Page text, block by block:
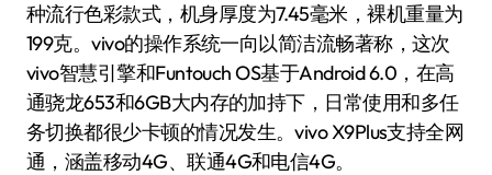
种流行色彩款式，机身厚度为7.45毫米，裸机重量为
199克。vivo的操作系统一向以简洁流畅著称，这次
vivo智慧引擎和Funtouch OS基于Android 6.0，在高
通骁龙653和6GB大内存的加持下，日常使用和多任
务切换都很少卡顿的情况发生。vivo X9Plus支持全网
通，涵盖移动4G、联通4G和电信4G。